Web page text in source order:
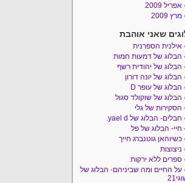
אפריל 2009
מרץ 2009
שאני אוהבת
אילנית הספרנית
הבלוג של דמעות חמות
הבלוג של יהודית רשף
הבלוג של יונה דורון
הבלוג של עופר D
הבלוג של שוקולד סגול
הסקירות של גלי
חבלים- הבלוג של yael d.
חיי- הבלוג של פל
כשיוהאן גוטנברג חייך
ניצוצות
ספרים ללא ירקות
על החיים ומה שביניהם- הבלוג של